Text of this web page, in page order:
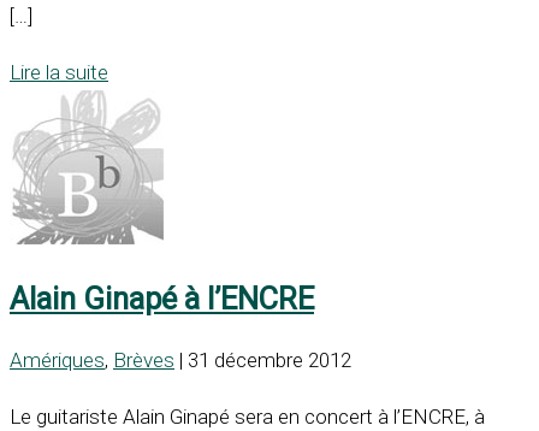
[…]
Lire la suite
Alain Ginapé à l’ENCRE
Amériques, Brèves | 31 décembre 2012
Le guitariste Alain Ginapé sera en concert à l’ENCRE, à